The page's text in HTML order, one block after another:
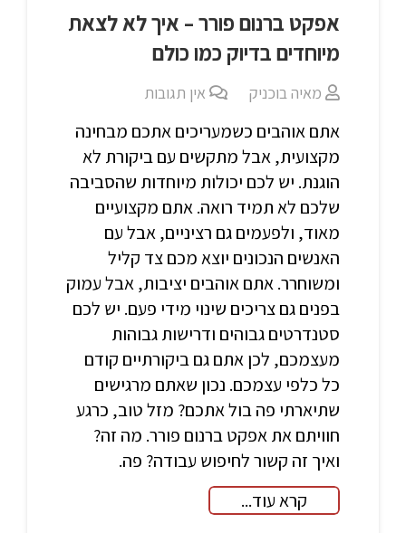
אפקט ברנום פורר – איך לא לצאת
מיוחדים בדיוק כמו כולם
מאיה בוכניק אין תגובות
אתם אוהבים כשמעריכים אתכם מבחינה
מקצועית, אבל מתקשים עם ביקורת לא
הוגנת. יש לכם יכולות מיוחדות שהסביבה
שלכם לא תמיד רואה. אתם מקצועיים
מאוד, ולפעמים גם רציניים, אבל עם
האנשים הנכונים יוצא מכם צד קליל
ומשוחרר. אתם אוהבים יציבות, אבל עמוק
בפנים גם צריכים שינוי מידי פעם. יש לכם
סטנדרטים גבוהים ודרישות גבוהות
מעצמכם, לכן אתם גם ביקורתיים קודם
כל כלפי עצמכם. נכון שאתם מרגישים
שתיארתי פה בול אתכם? מזל טוב, כרגע
חוויתם את אפקט ברנום פורר. מה זה?
ואיך זה קשור לחיפוש עבודה? פה.
קרא עוד...